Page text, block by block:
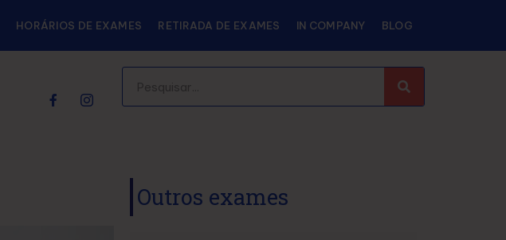
HORÁRIOS DE EXAMES RETIRADA DE EXAMES IN COMPANY BLOG
Outros exames